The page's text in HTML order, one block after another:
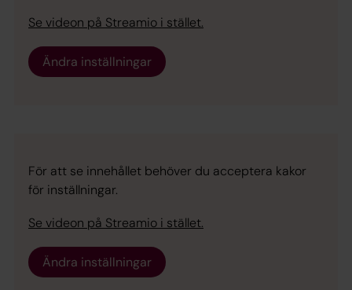
Se videon på Streamio i stället.
Ändra inställningar
För att se innehållet behöver du acceptera kakor
för inställningar.
Se videon på Streamio i stället.
Ändra inställningar